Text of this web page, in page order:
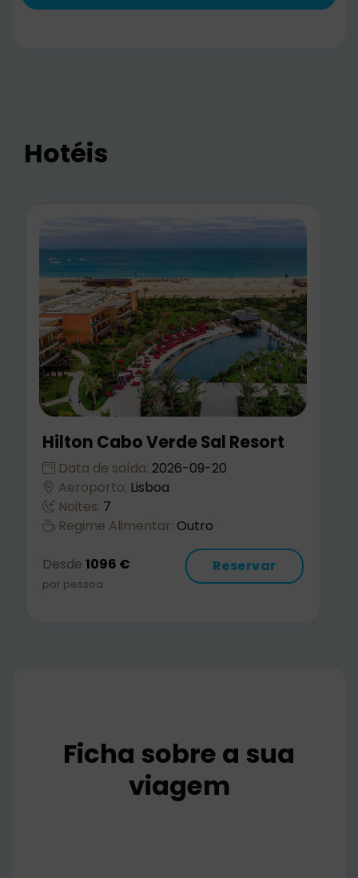
Hotéis
Hotel da Luz
Data de saída: 2026-10-18
Aeroporto: Lisboa
Noites: 7
Regime Alimentar: Outro
Desde 793 €
por pessoa
Reservar
Ficha sobre a sua
viagem